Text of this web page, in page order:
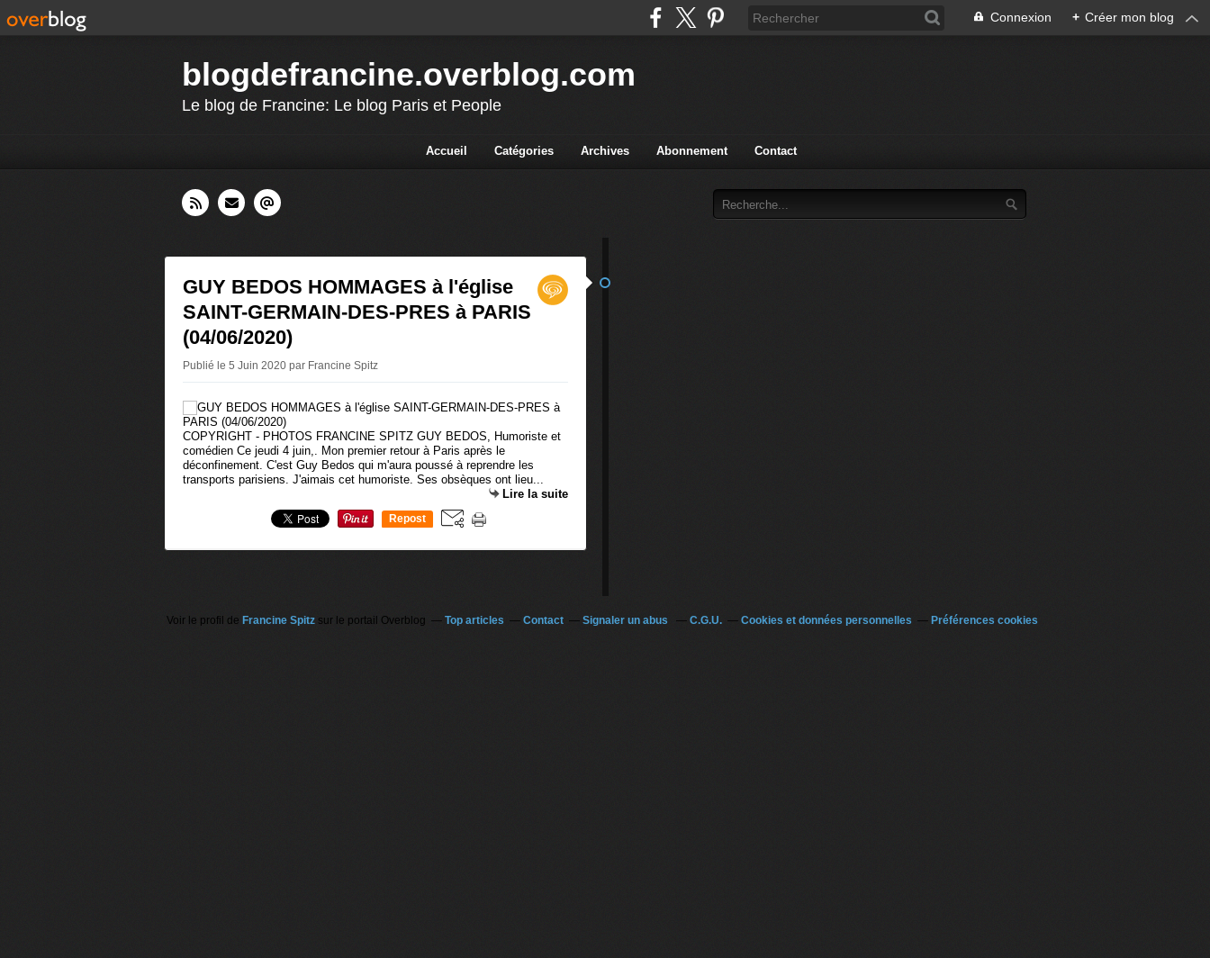
Connexion + Créer mon blog
blogdefrancine.overblog.com
Le blog de Francine: Le blog Paris et People
Accueil Catégories Archives Abonnement Contact
GUY BEDOS HOMMAGES à l'église
SAINT-GERMAIN-DES-PRES à PARIS
(04/06/2020)
Publié le 5 Juin 2020 par Francine Spitz
COPYRIGHT - PHOTOS FRANCINE SPITZ GUY BEDOS, Humoriste et
comédien Ce jeudi 4 juin,. Mon premier retour à Paris après le
déconfinement. C'est Guy Bedos qui m'aura poussé à reprendre les
transports parisiens. J'aimais cet humoriste. Ses obsèques ont lieu...
Lire la suite
Repost
Voir le profil de Francine Spitz sur le portail Overblog Top articles Contact Signaler un abus C.G.U. Cookies et données personnelles Préférences cookies